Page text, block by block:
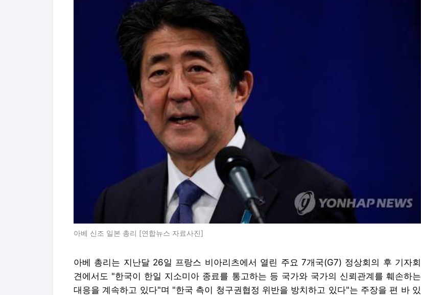
아베 신조 일본 총리 [연합뉴스 자료사진]
아베 총리는 지난달 26일 프랑스 비아리츠에서 열린 주요 7개국(G7) 정상회의 후 기자회
견에서도 "한국이 한일 지소미아 종료를 통고하는 등 국가와 국가의 신뢰관계를 훼손하는
대응을 계속하고 있다"며 "한국 측이 청구권협정 위반을 방치하고 있다"는 주장을 편 바 있